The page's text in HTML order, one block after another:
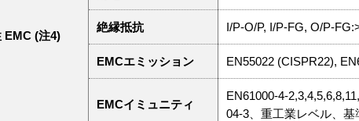
EMC (注4)
絶縁抵抗 I/P-O/P, I/P-FG, O/P-
EMCエミッション EN55022 (CISPR22),
EMCイミュニティ
EN61000-4-
04-3、重工業レベル、基